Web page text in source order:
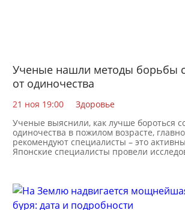
Ученые нашли методы борьбы
от одиночества
21 ноя 19:00
Здоровье
Ученые выяснили, как лучше бороться
одиночества в пожилом возрасте,
рекомендуют специалисты – это
Японские специалисты провели